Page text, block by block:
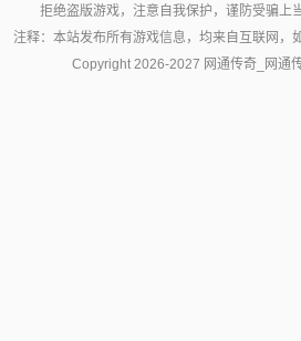
拒绝盗版游戏，注意自我保护，谨防受骗上
注释：本站发布所有游戏信息，均来自互联网
Copyright 2026-2027 网通传奇_网通